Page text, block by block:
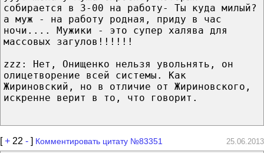
собирается в 3-00 на работу- Ты куда милый?
а муж - на работу родная, приду в час
ночи.... Мужики - это супер халява для
массовых загулов!!!!!!
zzz: Нет, Онищенко нельзя увольнять, он
олицетворение всей системы. Как
Жириновский, но в отличие от Жириновского,
искренне верит в то, что говорит.
[+ 22 - ] Комментировать цитату №83351 25.06.2013